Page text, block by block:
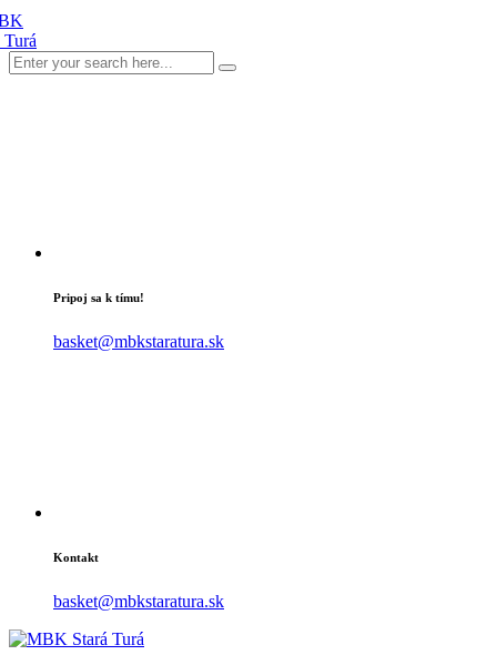
Pripoj sa k tímu!
basket@mbkstaratura.sk
Kontakt
basket@mbkstaratura.sk